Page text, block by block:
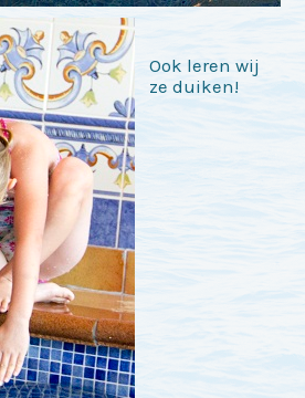
Ook leren wij
ze duiken!